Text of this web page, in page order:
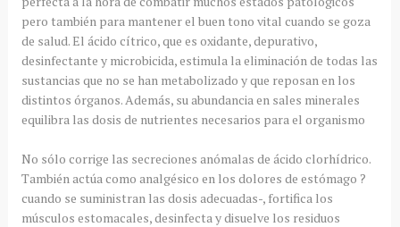
pero también para mantener el buen tono vital cuando se goza
de salud. El ácido cítrico, que es oxidante, depurativo,
desinfectante y microbicida, estimula la eliminación de todas las
sustancias que no se han metabolizado y que reposan en los
distintos órganos. Además, su abundancia en sales minerales
equilibra las dosis de nutrientes necesarios para el organismo
No sólo corrige las secreciones anómalas de ácido clorhídrico.
También actúa como analgésico en los dolores de estómago ?
cuando se suministran las dosis adecuadas-, fortifica los
músculos estomacales, desinfecta y disuelve los residuos